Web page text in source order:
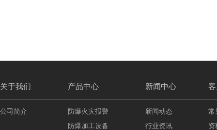
关于我们 产品中心 新闻中心
公司简介
防爆火灾报警
防爆加工设备
新闻动态
行业资讯
常
资